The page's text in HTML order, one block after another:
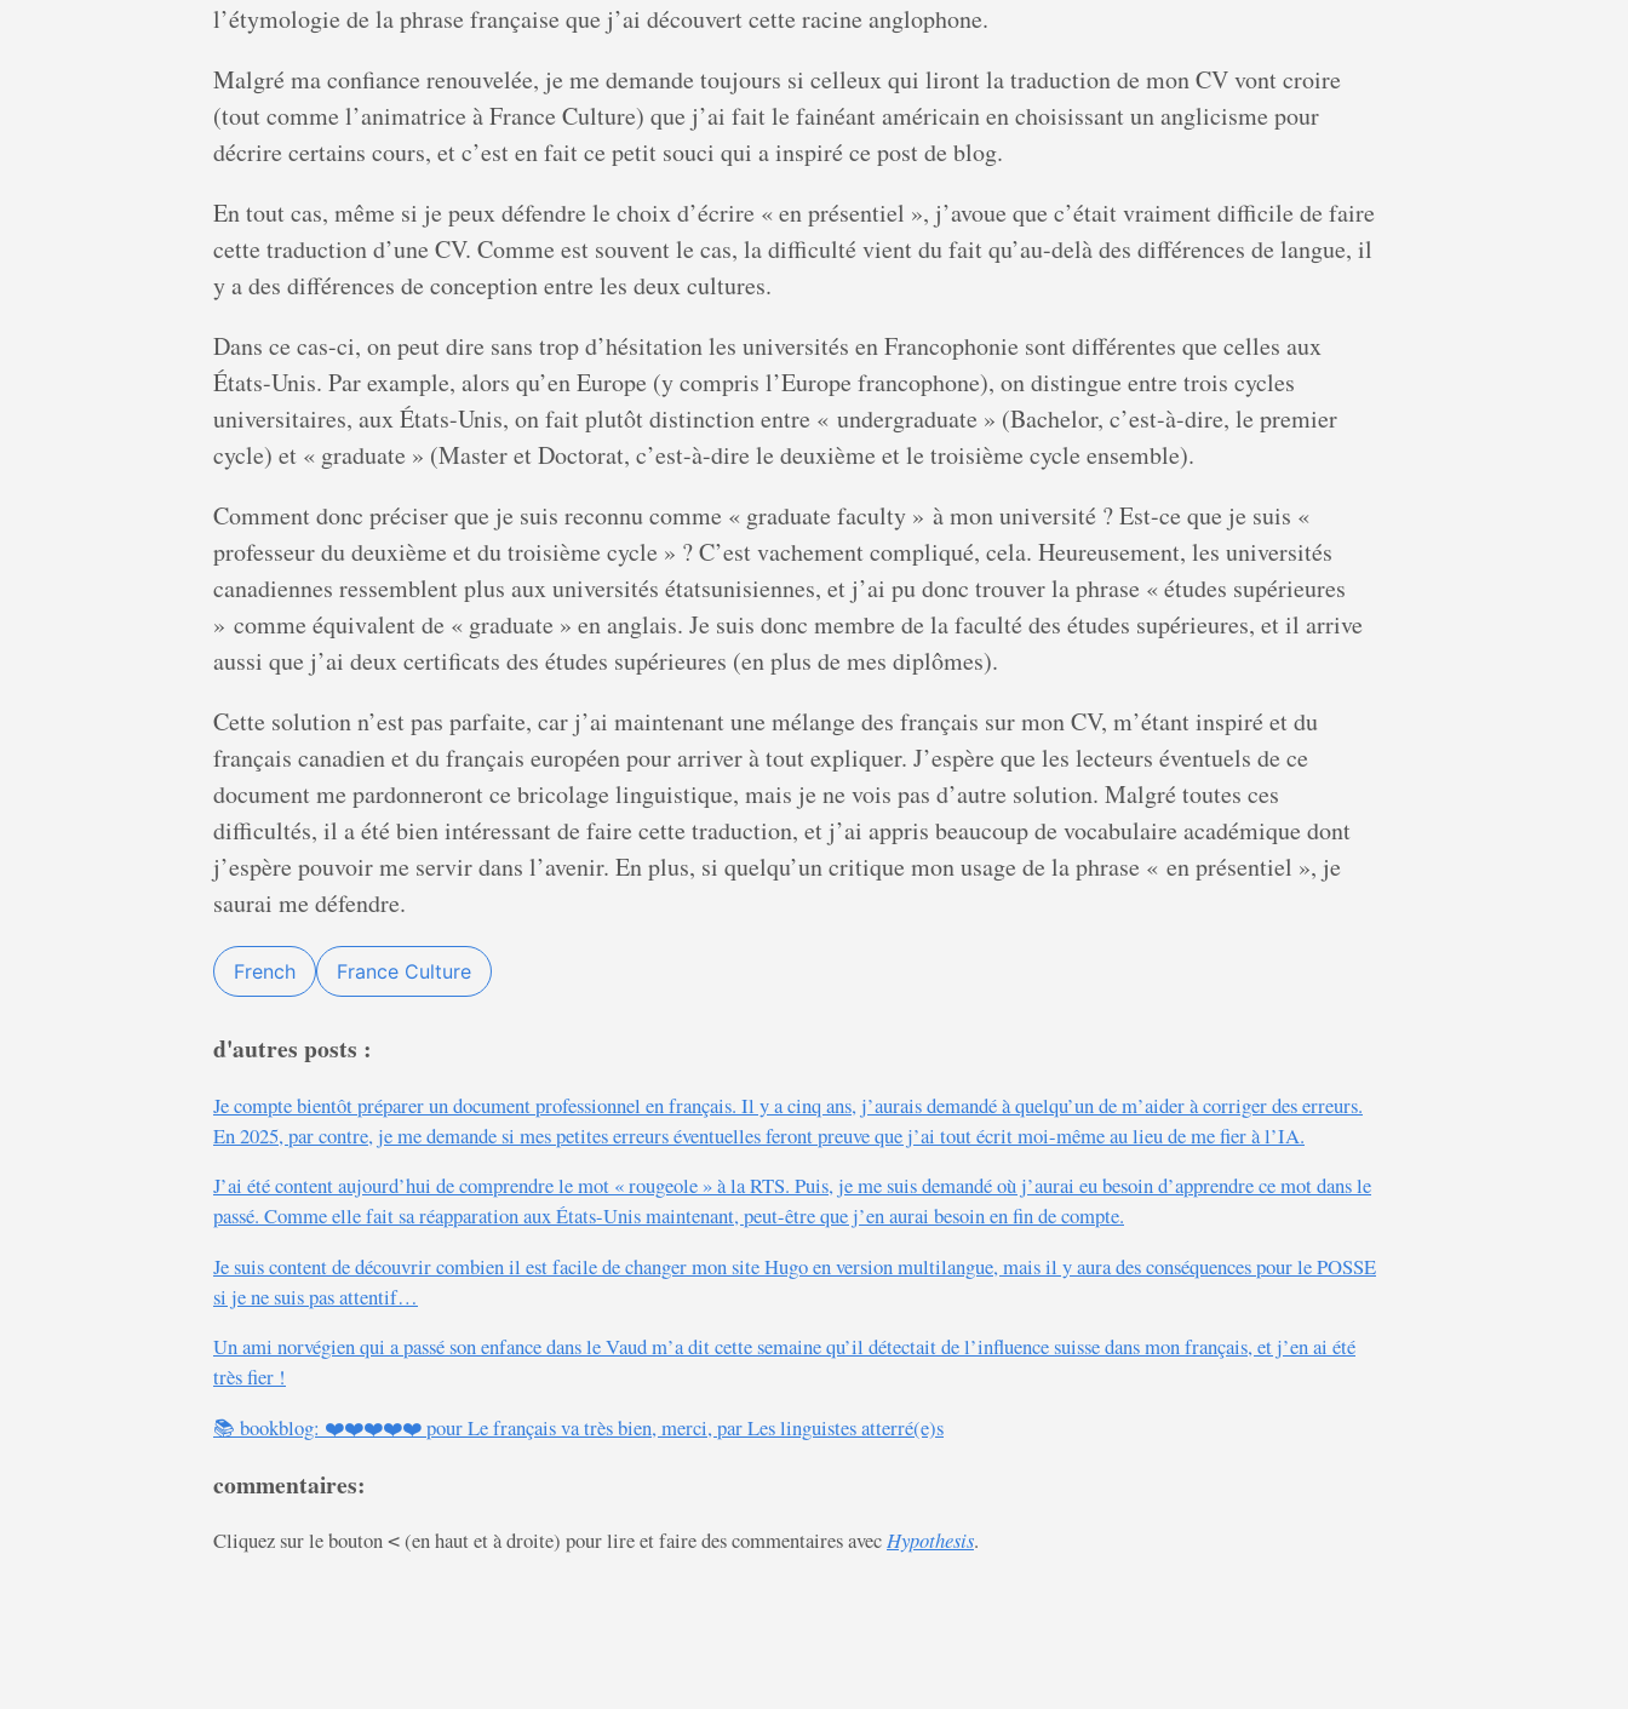
l’étymologie de la phrase française que j’ai découvert cette racine anglophone.
Malgré ma confiance renouvelée, je me demande toujours si celleux qui liront la traduction de mon CV vont croire
(tout comme l’animatrice à France Culture) que j’ai fait le fainéant américain en choisissant un anglicisme pour
décrire certains cours, et c’est en fait ce petit souci qui a inspiré ce post de blog.
En tout cas, même si je peux défendre le choix d’écrire « en présentiel », j’avoue que c’était vraiment difficile de faire
cette traduction d’une CV. Comme est souvent le cas, la difficulté vient du fait qu’au-delà des différences de langue, il
y a des différences de conception entre les deux cultures.
Dans ce cas-ci, on peut dire sans trop d’hésitation les universités en Francophonie sont différentes que celles aux
États-Unis. Par example, alors qu’en Europe (y compris l’Europe francophone), on distingue entre trois cycles
universitaires, aux États-Unis, on fait plutôt distinction entre « undergraduate » (Bachelor, c’est-à-dire, le premier
cycle) et « graduate » (Master et Doctorat, c’est-à-dire le deuxième et le troisième cycle ensemble).
Comment donc préciser que je suis reconnu comme « graduate faculty » à mon université ? Est-ce que je suis «
professeur du deuxième et du troisième cycle » ? C’est vachement compliqué, cela. Heureusement, les universités
canadiennes ressemblent plus aux universités étatsunisiennes, et j’ai pu donc trouver la phrase « études supérieures
» comme équivalent de « graduate » en anglais. Je suis donc membre de la faculté des études supérieures, et il arrive
aussi que j’ai deux certificats des études supérieures (en plus de mes diplômes).
Cette solution n’est pas parfaite, car j’ai maintenant une mélange des français sur mon CV, m’étant inspiré et du
français canadien et du français européen pour arriver à tout expliquer. J’espère que les lecteurs éventuels de ce
document me pardonneront ce bricolage linguistique, mais je ne vois pas d’autre solution. Malgré toutes ces
difficultés, il a été bien intéressant de faire cette traduction, et j’ai appris beaucoup de vocabulaire académique dont
j’espère pouvoir me servir dans l’avenir. En plus, si quelqu’un critique mon usage de la phrase « en présentiel », je
saurai me défendre.
French France Culture
d'autres posts :
Je compte bientôt préparer un document professionnel en français. Il y a cinq ans, j’aurais demandé à quelqu’un de m’aider à corriger des erreurs.
En 2025, par contre, je me demande si mes petites erreurs éventuelles feront preuve que j’ai tout écrit moi-même au lieu de me fier à l’IA.
J’ai été content aujourd’hui de comprendre le mot « rougeole » à la RTS. Puis, je me suis demandé où j’aurai eu besoin d’apprendre ce mot dans le
passé. Comme elle fait sa réapparation aux États-Unis maintenant, peut-être que j’en aurai besoin en fin de compte.
Je suis content de découvrir combien il est facile de changer mon site Hugo en version multilangue, mais il y aura des conséquences pour le POSSE
si je ne suis pas attentif…
Un ami norvégien qui a passé son enfance dans le Vaud m’a dit cette semaine qu’il détectait de l’influence suisse dans mon français, et j’en ai été
très fier !
📚 bookblog: ❤️❤️❤️❤️❤️ pour Le français va très bien, merci, par Les linguistes atterré(e)s
commentaires:
Cliquez sur le bouton < (en haut et à droite) pour lire et faire des commentaires avec Hypothesis.